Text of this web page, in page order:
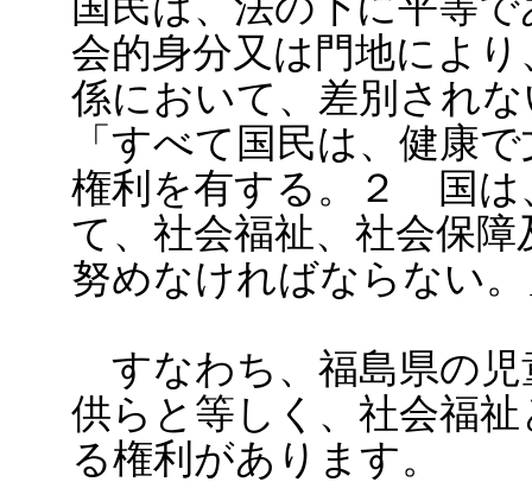
会的身分又は門地によ
係において、差別され
「すべて国民は、健康
権利を有する。２ 国は
て、社会福祉、社会保
努めなければならない
すなわち、福島県の児
供らと等しく、社会福
る権利があります。